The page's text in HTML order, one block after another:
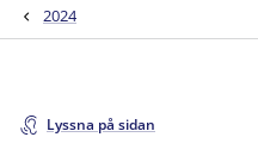
2024
Lyssna på sidan